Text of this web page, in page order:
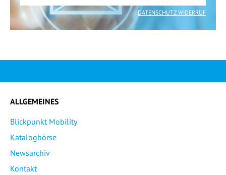
DATENSCHUTZ WIDERRUF
ALLGEMEINES
Blickpunkt Mobility
Katalogbörse
Newsarchiv
Kontakt